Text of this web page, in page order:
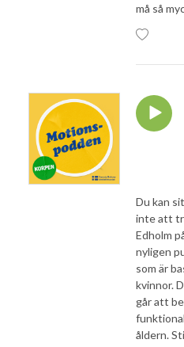
må så
Du kan
inte att
Edholm
nyligen
som är
kvinnor.
går att
åldern.